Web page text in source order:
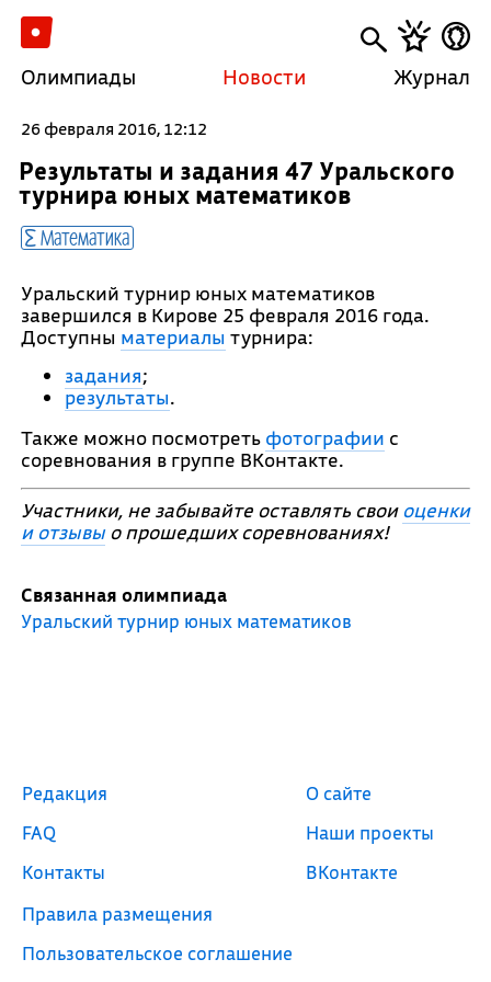
Олимпиады Новости Журнал
26 февраля 2016, 12:12
Результаты и задания 47 Уральского
турнира юных математиков
Математика
Уральский турнир юных математиков
завершился в Кирове 25 февраля 2016 года.
Доступны материалы турнира:
задания;
результаты.
Также можно посмотреть фотографии с
соревнования в группе ВКонтакте.
Участники, не забывайте оставлять своиоценки
и отзывыо прошедших соревнованиях!
Связанная олимпиада
Уральский турнир юных математиков
Редакция
FAQ
Контакты
Правила размещения
Пользовательское соглашение
О сайте
Наши проекты
ВКонтакте